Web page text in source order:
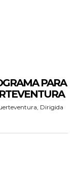
PARA
Dirigida